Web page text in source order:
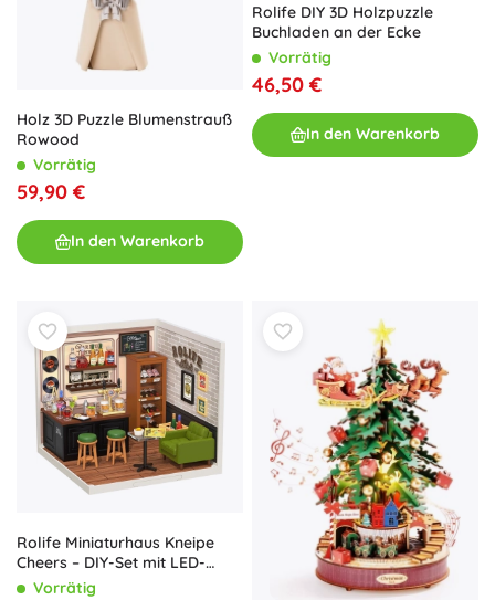
Holz 3D Puzzle Blumenstrauß
Rowood
Vorrätig
59,90 €
In den Warenkorb
Rolife DIY 3D Holzpuzzle
Buchladen an der Ecke
Vorrätig
46,50 €
In den Warenkorb
Rolife Miniaturhaus Kneipe
Cheers – DIY-Set mit LED-
Beleuchtung
Vorrätig